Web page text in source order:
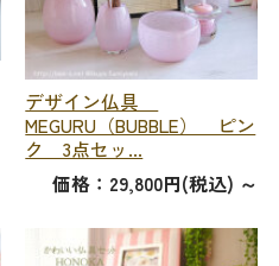
デザイン仏具
MEGURU（BUBBLE） ピン
ク 3点セッ...
価格：29,800円(税込) ～